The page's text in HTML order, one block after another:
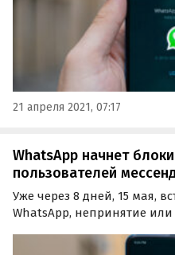
21 апреля 2021, 07:17
WhatsApp начнет
пользователей
Уже через 8 дней, 15 мая,
WhatsApp, непринятие
Об этом сообщила пресс-